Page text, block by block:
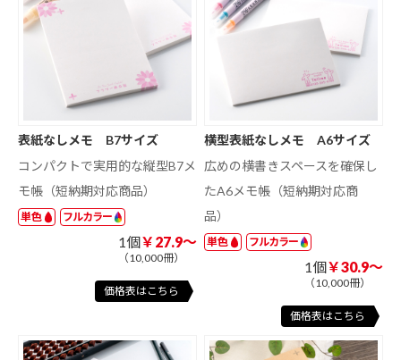
表紙なしメモ B7サイズ
コンパクトで実用的な縦型B7メ
モ帳（短納期対応商品）
単色 フルカラー
1個￥27.9～
（10,000冊）
価格表はこちら
横型表紙なしメモ A6サイズ
広めの横書きスペースを確保し
たA6メモ帳（短納期対応商
品）
単色 フルカラー
1個￥30.9～
（10,000冊）
価格表はこちら